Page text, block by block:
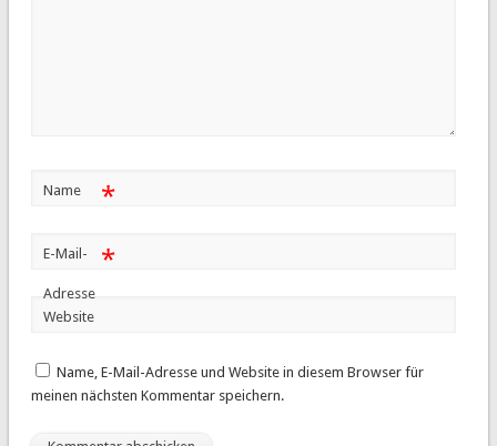
Name *
E-Mail-
Adresse
*
Website
Name, E-Mail-Adresse und Website in diesem Browser für
meinen nächsten Kommentar speichern.